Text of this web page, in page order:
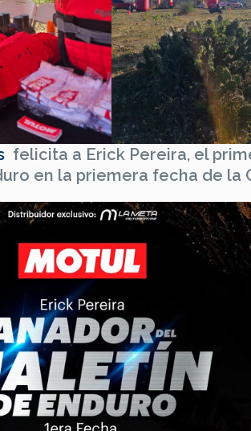
felicita a Erick Pereira, el
en la priemera fecha de la